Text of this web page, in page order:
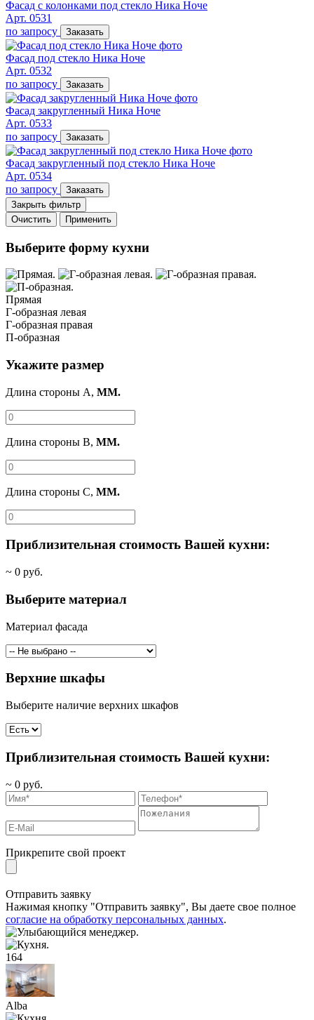
Фасад с колонками под стекло Ника Ноче
Арт. 0531
по запросу
Заказать
Фасад под стекло Ника Ноче
Арт. 0532
по запросу
Заказать
Фасад закругленный Ника Ноче
Арт. 0533
по запросу
Заказать
Фасад закругленный под стекло Ника Ноче
Арт. 0534
по запросу
Заказать
Закрыть фильтр
Очистить
Применить
Выберите форму кухни
Прямая
Г-образная левая
Г-образная правая
П-образная
Укажите размер
Длина стороны A, ММ.
Длина стороны B, ММ.
Длина стороны C, ММ.
Приблизительная стоимость Вашей кухни:
~ 0 руб.
Выберите материал
Материал фасада
Верхние шкафы
Выберите наличие верхних шкафов
Приблизительная стоимость Вашей кухни:
~ 0 руб.
Прикрепите свой проект
Отправить заявку
Нажимая кнопку "Отправить заявку", Вы даете свое полное
согласие на обработку персональных данных.
164
Alba